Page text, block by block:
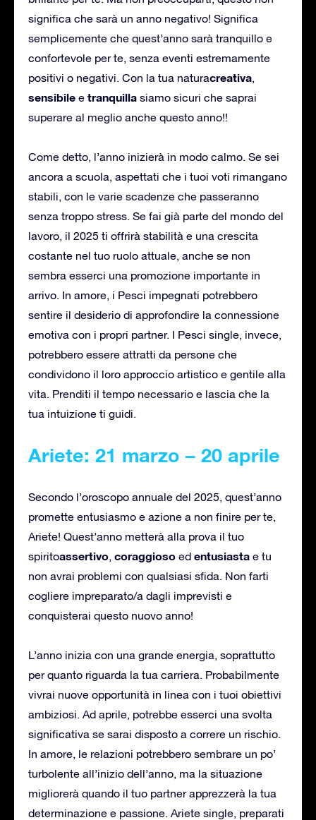
significa che sarà un anno negativo! Significa
semplicemente che quest’anno sarà tranquillo e
confortevole per te, senza eventi estremamente
positivi o negativi. Con la tua naturacreativa,
sensibile e tranquilla siamo sicuri che saprai
superare al meglio anche questo anno!!
Come detto, l’anno inizierà in modo calmo. Se sei
ancora a scuola, aspettati che i tuoi voti rimangano
stabili, con le varie scadenze che passeranno
senza troppo stress. Se fai già parte del mondo del
lavoro, il 2025 ti offrirà stabilità e una crescita
costante nel tuo ruolo attuale, anche se non
sembra esserci una promozione importante in
arrivo. In amore, i Pesci impegnati potrebbero
sentire il desiderio di approfondire la connessione
emotiva con i propri partner. I Pesci single, invece,
potrebbero essere attratti da persone che
condividono il loro approccio artistico e gentile alla
vita. Prenditi il tempo necessario e lascia che la
tua intuizione ti guidi.
Ariete: 21 marzo – 20 aprile
Secondo l’oroscopo annuale del 2025, quest’anno
promette entusiasmo e azione a non finire per te,
Ariete! Quest’anno metterà alla prova il tuo
spiritoassertivo, coraggioso ed entusiasta e tu
non avrai problemi con qualsiasi sfida. Non farti
cogliere impreparato/a dagli imprevisti e
conquisterai questo nuovo anno!
L’anno inizia con una grande energia, soprattutto
per quanto riguarda la tua carriera. Probabilmente
vivrai nuove opportunità in linea con i tuoi obiettivi
ambiziosi. Ad aprile, potrebbe esserci una svolta
significativa se sarai disposto a correre un rischio.
In amore, le relazioni potrebbero sembrare un po’
turbolente all’inizio dell’anno, ma la situazione
migliorerà quando il tuo partner apprezzerà la tua
determinazione e passione. Ariete single, preparati